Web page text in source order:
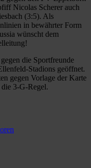
Nicolas Scherer auch
(3:5). Als
in bewährter Form
wünscht dem
die Sportfreunde
Stadions geöffnet.
gegen Vorlage der Karte
3-G-Regel.